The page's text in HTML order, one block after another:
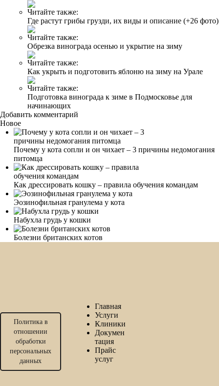
Читайте также:
Где растут грибы грузди, их виды и описание (+26 фото)
Читайте также:
Обрезка винограда осенью и укрытие на зиму
Читайте также:
Как укрыть и подготовить яблоню на зиму на Урале
Читайте также:
Подготовка винограда к зиме в Подмосковье для
начинающих
Добавить комментарий
Новое
Почему у кота сопли и он чихает – 3 причины недомогания
питомца
Как дрессировать кошку – правила обучения командам
Эозинофильная гранулема у кота
Набухла грудь у кошки
Болезни британских котов
Политика в
отношении
обработки
персональных
данных
Главная
Услуги
Клиники
Докумен
тация
Прайс
услуг